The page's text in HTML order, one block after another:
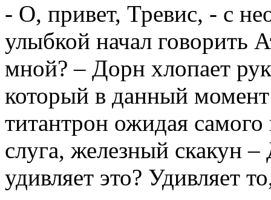
- О, привет, Тревис, - с
улыбкой начал говорить
мной? – Дорн хлопает
который в данный
титантрон ожидая
слуга, железный скакун
удивляет это? Удивляет